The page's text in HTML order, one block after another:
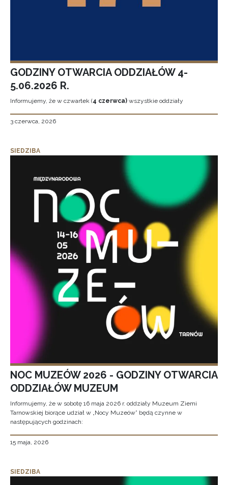
GODZINY OTWARCIA ODDZIAŁÓW 4-
5.06.2026 R.
Informujemy, że w czwartek (4 czerwca) wszystkie oddziały
3 czerwca, 2026
SIEDZIBA
NOC MUZEÓW 2026 - GODZINY OTWARCIA
ODDZIAŁÓW MUZEUM
Informujemy, że w sobotę 16 maja 2026 r. oddziały Muzeum Ziemi
Tarnowskiej biorące udział w „Nocy Muzeów” będą czynne w
następujących godzinach:
15 maja, 2026
SIEDZIBA